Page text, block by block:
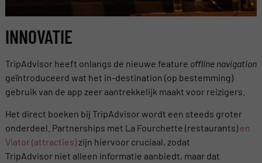
INNOVATIE
TripAdvisor heeft onlangs de nieuwe feature offline navigation
geïntroduceerd wat het in-destination (op bestemming)
gebruik van de app zeer aantrekkelijk maakt voor reizigers.
Het direct boeken bij TripAdvisor wordt een steeds groter
onderdeel. Partnerships met La Fourchette (restaurants)en
Viator (attracties)zijn hiervoor cruciaal, zodat
TripAdvisor niet alleen informatie aanbiedt, maar dat